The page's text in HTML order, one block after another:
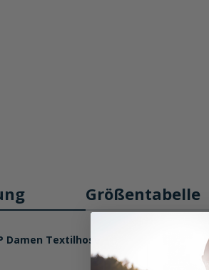
Größentabelle
Damen Textilhose